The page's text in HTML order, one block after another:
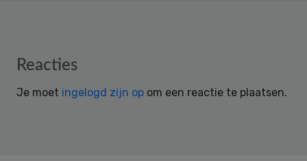
Reader
Reacties
Je moet ingelogd zijn op om een reactie te plaatsen.